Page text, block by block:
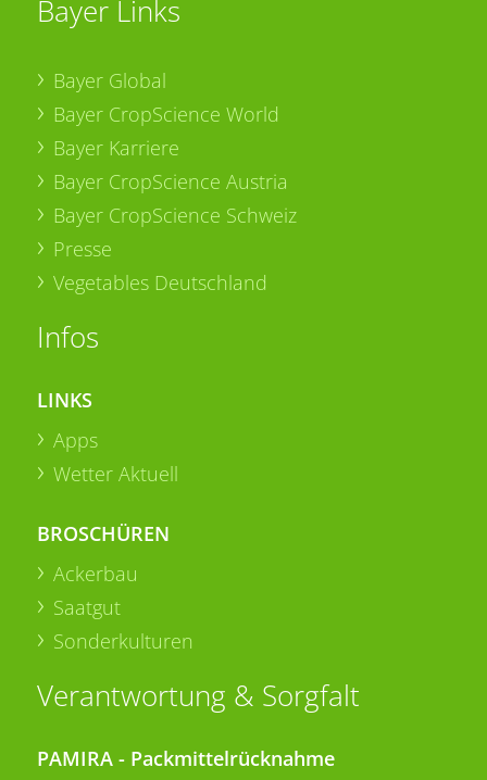
Bayer Links
Bayer Global
Bayer CropScience World
Bayer Karriere
Bayer CropScience Austria
Bayer CropScience Schweiz
Presse
Vegetables Deutschland
Infos
LINKS
Apps
Wetter Aktuell
BROSCHÜREN
Ackerbau
Saatgut
Sonderkulturen
Verantwortung & Sorgfalt
PAMIRA - Packmittelrücknahme